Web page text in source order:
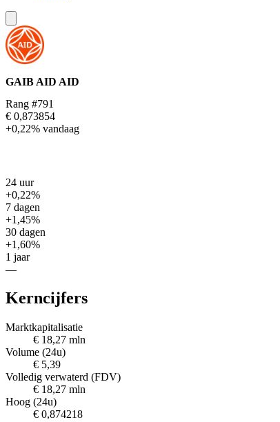
GAIB AID AID
Rang #791
€ 0,873854
+0,22% vandaag
24 uur
+0,22%
7 dagen
+1,45%
30 dagen
+1,60%
1 jaar
—
Kerncijfers
Marktkapitalisatie
€ 18,27 mln
Volume (24u)
€ 5,39
Volledig verwaterd (FDV)
€ 18,27 mln
Hoog (24u)
€ 0,874218